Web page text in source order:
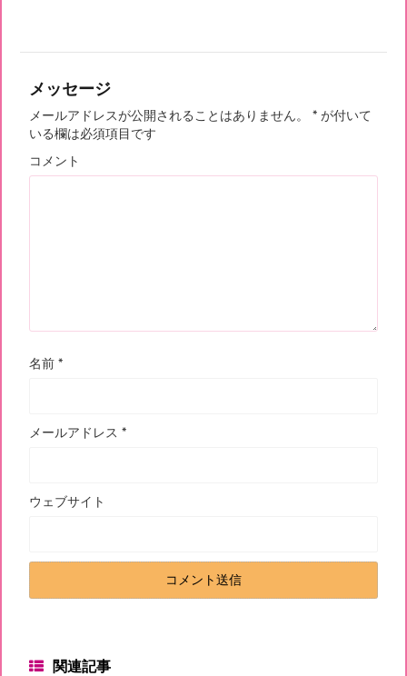
メッセージ
メールアドレスが公開されることはありません。 * が付いて
いる欄は必須項目です
コメント
名前 *
メールアドレス *
ウェブサイト
関連記事